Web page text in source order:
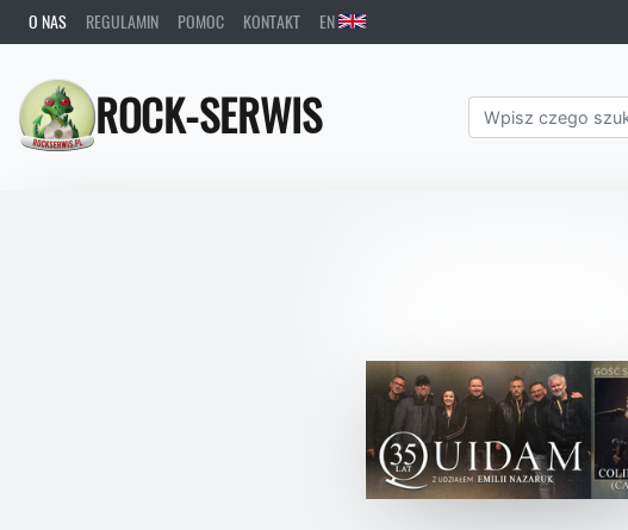
O NAS REGULAMIN POMOC KONTAKT EN
ROCK-SERWIS